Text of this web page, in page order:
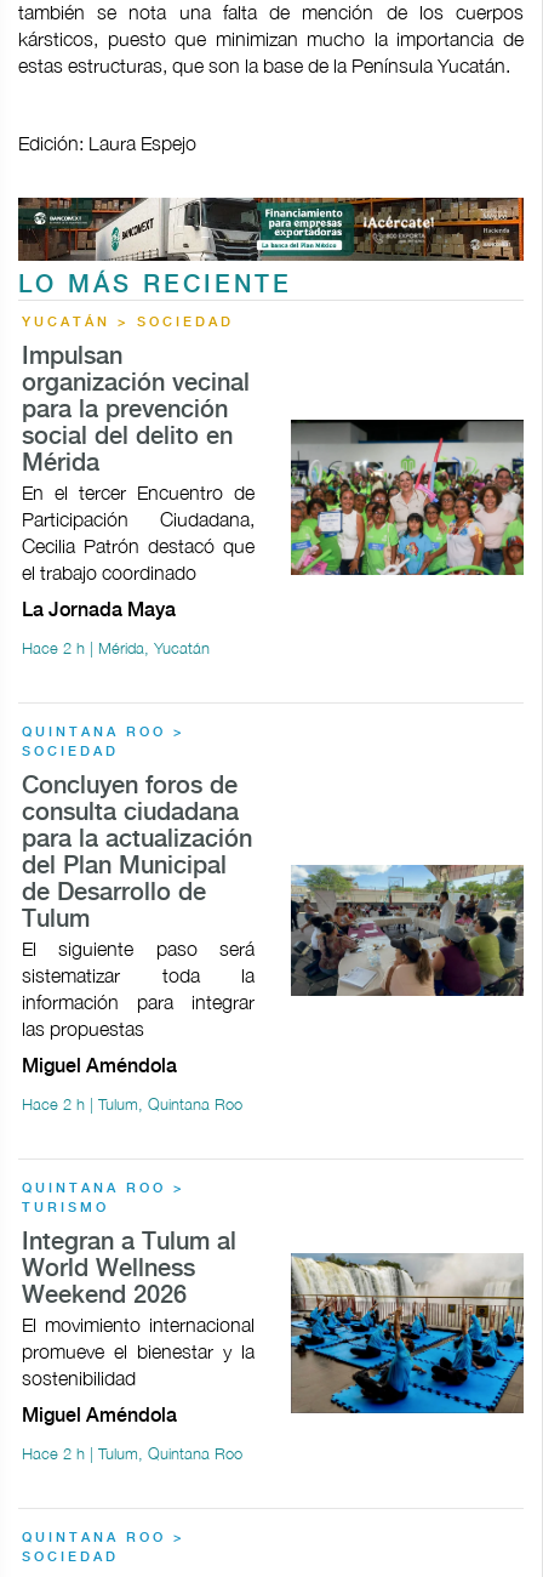
también se nota una falta de mención de los cuerpos
kársticos, puesto que minimizan mucho la importancia de
estas estructuras, que son la base de la Península Yucatán.
Edición: Laura Espejo
LO MÁS RECIENTE
YUCATÁN > SOCIEDAD
Impulsan
organización vecinal
para la prevención
social del delito en
Mérida
En el tercer Encuentro de
Participación Ciudadana,
Cecilia Patrón destacó que
el trabajo coordinado
La Jornada Maya
Hace 2 h | Mérida, Yucatán
QUINTANA ROO >
SOCIEDAD
Concluyen foros de
consulta ciudadana
para la actualización
del Plan Municipal
de Desarrollo de
Tulum
El siguiente paso será
sistematizar toda la
información para integrar
las propuestas
Miguel Améndola
Hace 2 h | Tulum, Quintana Roo
QUINTANA ROO >
TURISMO
Integran a Tulum al
World Wellness
Weekend 2026
El movimiento internacional
promueve el bienestar y la
sostenibilidad
Miguel Améndola
Hace 2 h | Tulum, Quintana Roo
QUINTANA ROO >
SOCIEDAD